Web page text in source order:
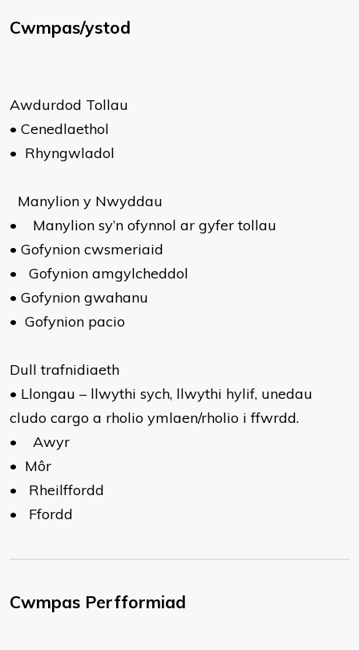
Cwmpas/ystod
Awdurdod Tollau
• Cenedlaethol
• Rhyngwladol
Manylion y Nwyddau
•
Manylion sy’n ofynnol ar gyfer tollau
• Gofynion cwsmeriaid
•
Gofynion amgylcheddol
• Gofynion gwahanu
• Gofynion pacio
Dull trafnidiaeth
• Llongau – llwythi sych, llwythi hylif, unedau
cludo cargo a rholio ymlaen/rholio i ffwrdd.
•
Awyr
• Môr
•
Rheilffordd
•
Ffordd
Cwmpas Perfformiad